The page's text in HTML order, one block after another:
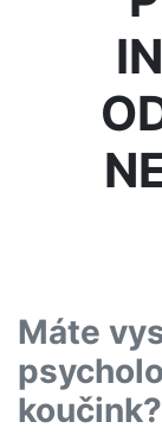
Máte
koučink?